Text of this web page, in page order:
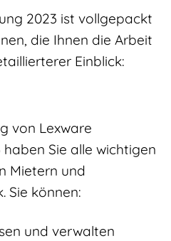
2023 ist vollgepackt
die Ihnen die Arbeit
Einblick:
von Lexware
Sie alle wichtigen
Mietern und
Sie können:
und verwalten